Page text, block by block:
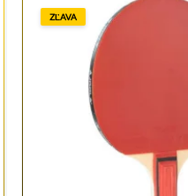
ZĽAVA